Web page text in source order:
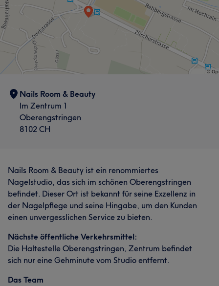
Nails Room & Beauty
Im Zentrum 1
Oberengstringen
8102 CH
Nails Room & Beauty ist ein renommiertes
Nagelstudio, das sich im schönen Oberengstringen
befindet. Dieser Ort ist bekannt für seine Exzellenz in
der Nagelpflege und seine Hingabe, um den Kunden
einen unvergesslichen Service zu bieten.
Nächste öffentliche Verkehrsmittel:
Die Haltestelle Oberengstringen, Zentrum befindet
sich nur eine Gehminute vom Studio entfernt.
Das Team